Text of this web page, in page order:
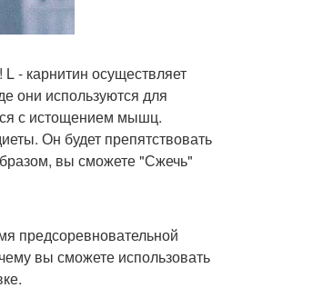
- карнитин осуществляет
они используются для
с истощением мышц.
Он будет препятствовать
вы сможете "Сжечь"
предсоревновательной
вы сможете использовать